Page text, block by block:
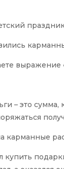
выражение
– это
карманные